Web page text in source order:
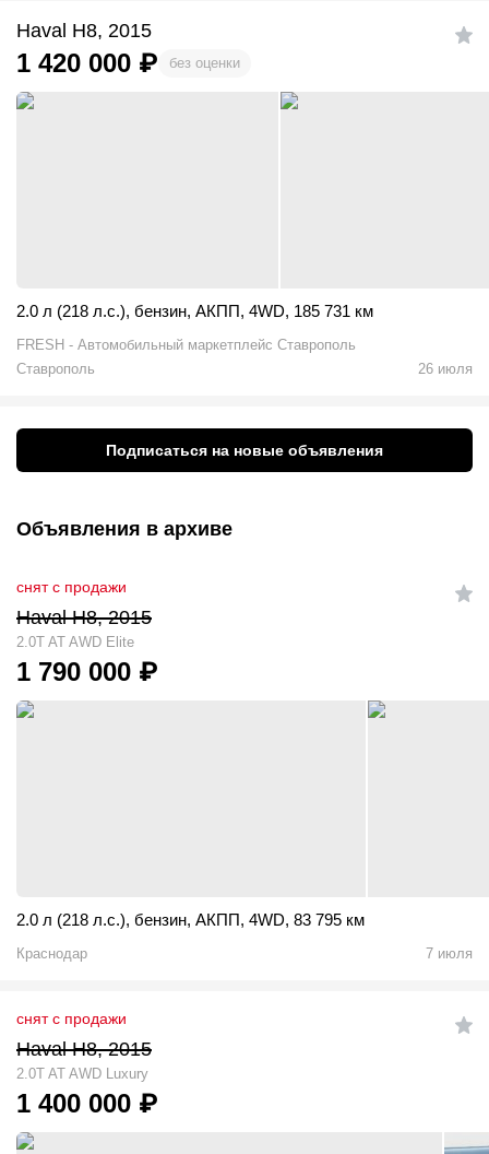
Haval H8, 2015
1 420 000 ₽ без оценки
2.0 л (218 л.с.), бензин, АКПП, 4WD, 185 731 км
FRESH - Автомобильный маркетплейс Ставрополь
Ставрополь
26 июля
Подписаться на новые объявления
Объявления в архиве
снят с продажи
Haval H8, 2015
2.0T AT AWD Elite
1 790 000 ₽
2.0 л (218 л.с.), бензин, АКПП, 4WD, 83 795 км
Краснодар 7 июля
снят с продажи
Haval H8, 2015
2.0T AT AWD Luxury
1 400 000 ₽